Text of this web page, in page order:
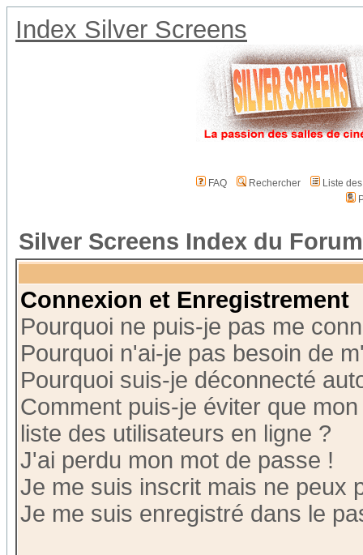
Index Silver Screens
FAQ Rechercher
Liste
Silver Screens Index du Forum
Connexion et Enregistrement
Pourquoi ne puis-je pas me
Pourquoi n'ai-je pas besoin de
Pourquoi suis-je déconnecté
Comment puis-je éviter que
liste des utilisateurs en ligne ?
J'ai perdu mon mot de passe !
Je me suis inscrit mais ne peux
Je me suis enregistré dans le